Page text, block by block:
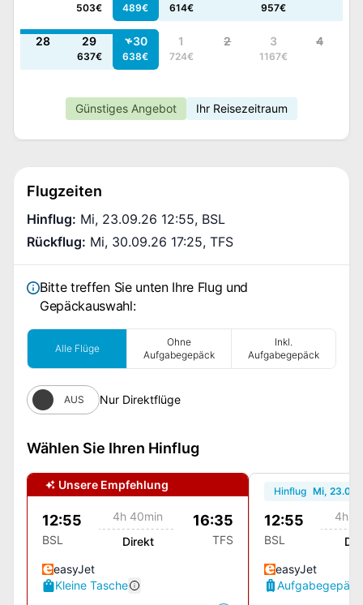
503€ 489€ 614€ 957€
28 29
637€
30
638€
1
724€
2 3
1167€
4
Günstiges Angebot Ihr Reisezeitraum
Flugzeiten
Hinflug: Mi, 23.09.26 12:55, BSL
Rückflug: Mi, 30.09.26 17:25, TFS
Bitte treffen Sie unten Ihre Flug und
Gepäckauswahl:
Alle Flüge
Ohne
Aufgabegepäck
Inkl.
Aufgabegepäck
AUS Nur Direktflüge
Wählen Sie Ihren Hinflug
Unsere Empfehlung
12:55
BSL
4h 40min
Direkt
16:35
TFS
easyJet
Kleine Tasche
Hinflug Mi,
12:55
BSL
4h
easyJet
Aufgabegepäck